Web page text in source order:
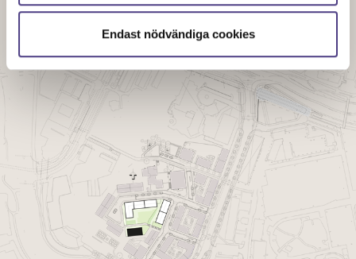
Endast nödvändiga cookies
Situationsplan